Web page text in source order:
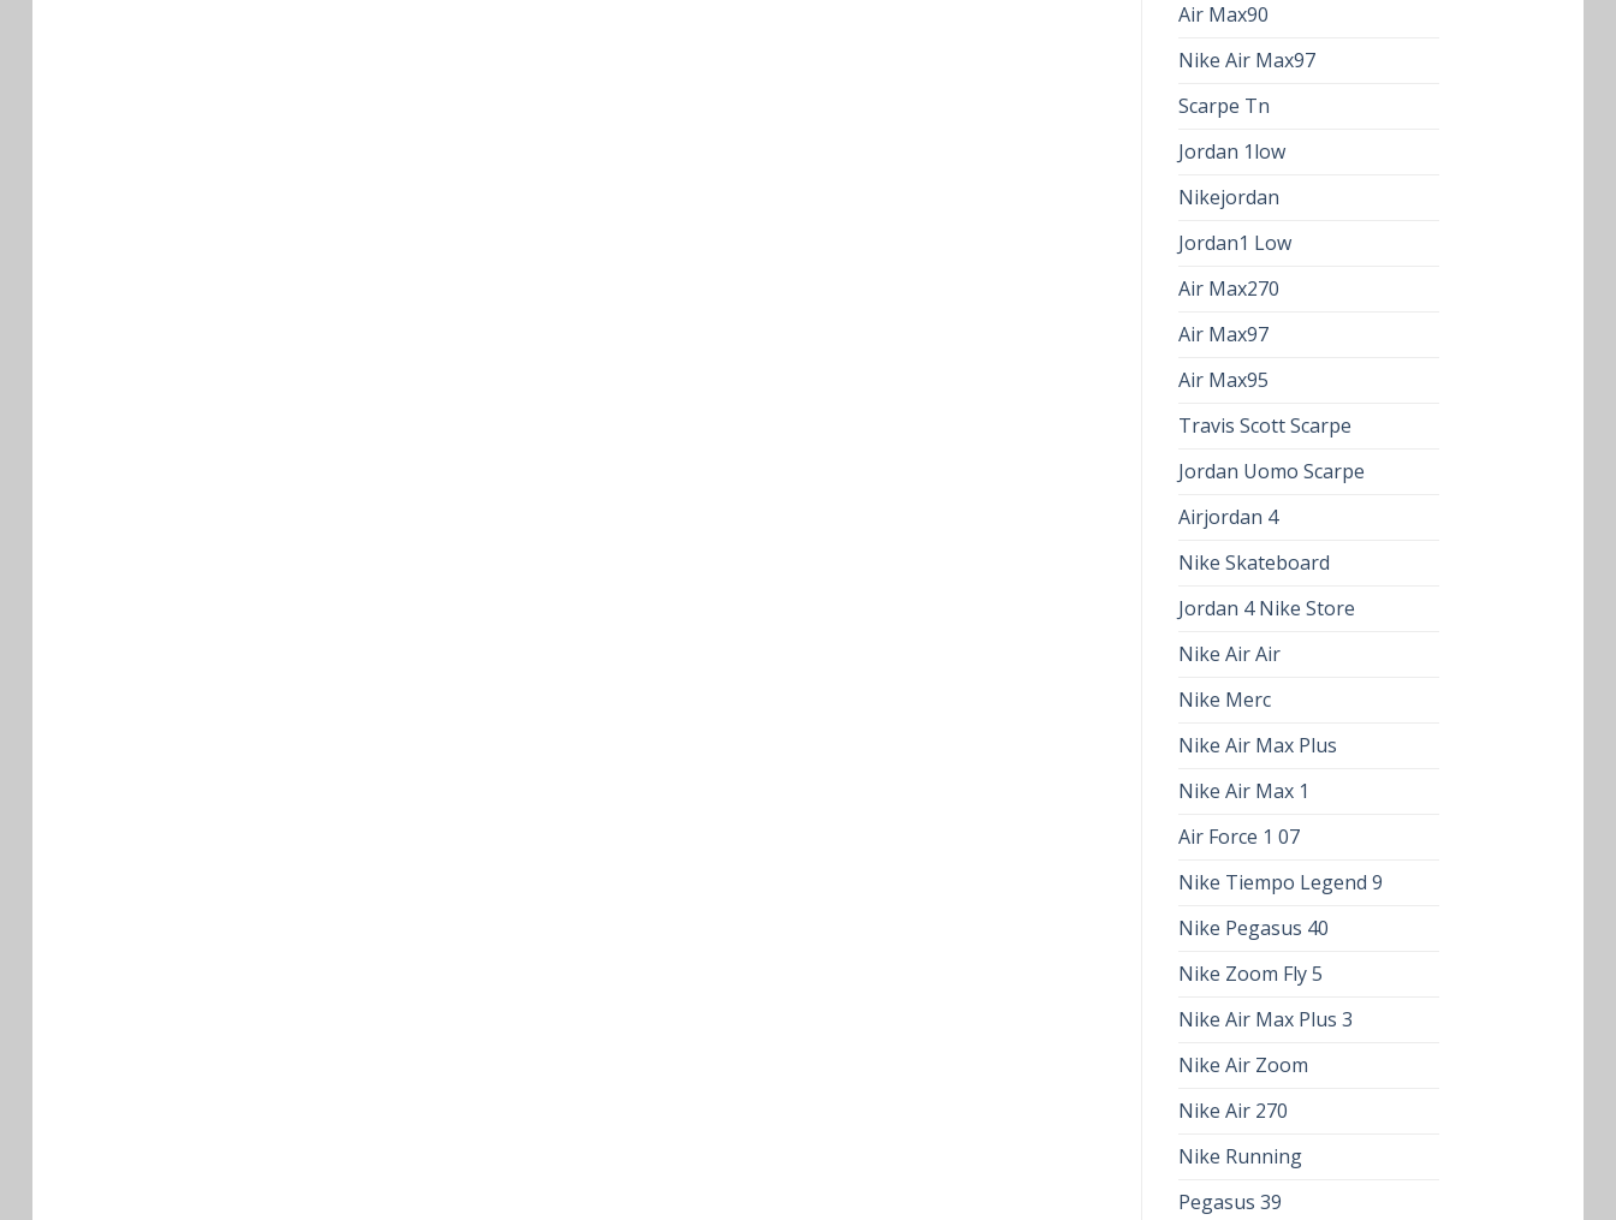
Air Max90
Nike Air Max97
Scarpe Tn
Jordan 1low
Nikejordan
Jordan1 Low
Air Max270
Air Max97
Air Max95
Travis Scott Scarpe
Jordan Uomo Scarpe
Airjordan 4
Nike Skateboard
Jordan 4 Nike Store
Nike Air Air
Nike Merc
Nike Air Max Plus
Nike Air Max 1
Air Force 1 07
Nike Tiempo Legend 9
Nike Pegasus 40
Nike Zoom Fly 5
Nike Air Max Plus 3
Nike Air Zoom
Nike Air 270
Nike Running
Pegasus 39